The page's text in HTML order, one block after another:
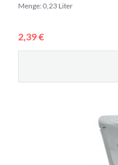
Menge: 0,23 Liter
2,39 €